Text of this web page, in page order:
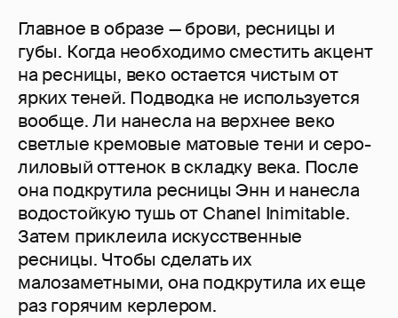
Главное в образе — брови, ресницы и
губы. Когда необходимо сместить акцент
на ресницы, веко остается чистым от
ярких теней. Подводка не используется
вообще. Ли нанесла на верхнее веко
светлые кремовые матовые тени и серо-
лиловый оттенок в складку века. После
она подкрутила ресницы Энн и нанесла
водостойкую тушь от Chanel Inimitable.
Затем приклеила искусственные
ресницы. Чтобы сделать их
малозаметными, она подкрутила их еще
раз горячим керлером.